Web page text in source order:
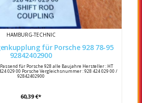
HAMBURG-TECHNIC
für Porsche 928 78-95
92842402900
für Porsche 928 alle Baujahre Hersteller : HT
029 00 Porsche Vergleichsnummer : 928 424 029 00 /
92842402900
60,39 €*